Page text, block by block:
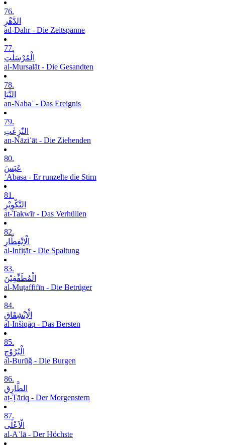
76.
الدَّھْرِ
ad-Dahr - Die Zeitspanne
77.
الْمُرْسَلٰتِ
al-Mursalāt - Die Gesandten
78.
النَّبَاِ
an-Nabaʾ - Das Ereignis
79.
النّٰزِعٰتِ
an-Nāziʿāt - Die Ziehenden
80.
عَبَسَ
ʿAbasa - Er runzelte die Stirn
81.
التَّکْوِیْرِ
at-Takwīr - Das Verhüllen
82.
الْاِنْفِطَارِ
al-Infiṭār - Die Spaltung
83.
الْمُطَفِّفِیْنَ
al-Muṭaffifīn - Die Betrüger
84.
الْاِنْشِقَاقِ
al-Inšiqāq - Das Bersten
85.
الْبُرُوْجِ
al-Burūǧ - Die Burgen
86.
الطَّارِقِ
aṭ-Ṭāriq - Der Morgenstern
87.
الْاَعْلٰی
al-Aʿlā - Der Höchste